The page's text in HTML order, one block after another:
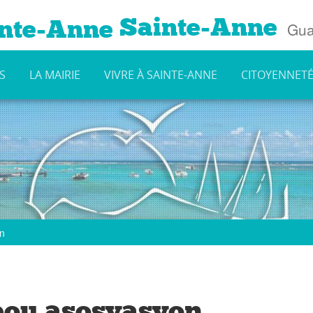
Sainte-Anne
LA MAIRIE VIVRE À SAINTE-ANNE CITOYENNETÉ